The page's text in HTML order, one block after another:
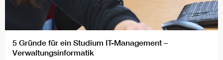
5 Gründe für ein Studium IT-Management –
Verwaltungsinformatik